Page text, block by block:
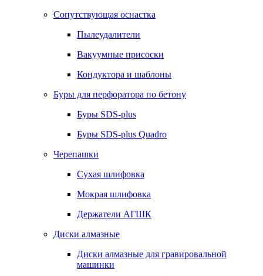
Сопутствующая оснастка
Пылеудалители
Вакуумные присоски
Кондуктора и шаблоны
Буры для перфоратора по бетону
Буры SDS-plus
Буры SDS-plus Quadro
Черепашки
Сухая шлифовка
Мокрая шлифовка
Держатели АГШК
Диски алмазные
Диски алмазные для гравировальной
машинки